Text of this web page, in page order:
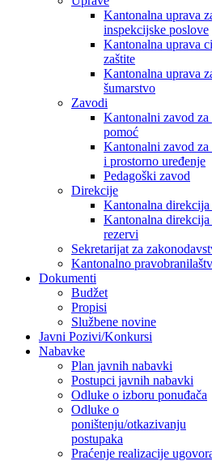
Kantonalna uprava
inspekcijske poslove
Kantonalna uprava
zaštite
Kantonalna uprava
šumarstvo
Zavodi
Kantonalni zavod za
pomoć
Kantonalni zavod za
i prostorno uređenje
Pedagoški zavod
Direkcije
Kantonalna direkcija
Kantonalna
rezervi
Sekretarijat za
Kantonalno
Dokumenti
Budžet
Propisi
Službene novine
Javni Pozivi/Konkursi
Nabavke
Plan javnih nabavki
Postupci javnih nabavki
Odluke o izboru ponuđača
Odluke o
poništenju/otkazivanju
postupaka
Praćenje realizacije